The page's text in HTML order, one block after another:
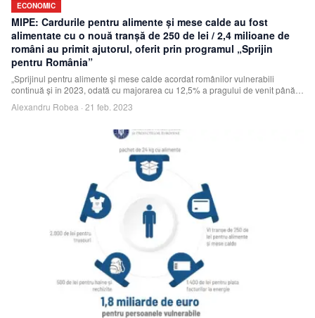
ECONOMIC
MIPE: Cardurile pentru alimente şi mese calde au fost
alimentate cu o nouă tranşă de 250 de lei / 2,4 milioane de
români au primit ajutorul, oferit prin programul „Sprijin
pentru România”
„Sprijinul pentru alimente şi mese calde acordat românilor vulnerabili
continuă şi în 2023, odată cu majorarea cu 12,5% a pragului de venit până
Alexandru Robea · 21 feb. 2023